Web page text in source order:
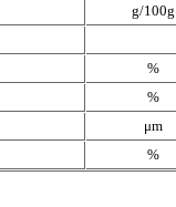
g/100g
%
%
μm
%